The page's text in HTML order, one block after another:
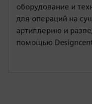
оборудование и
для операций на
артиллерию и
помощью